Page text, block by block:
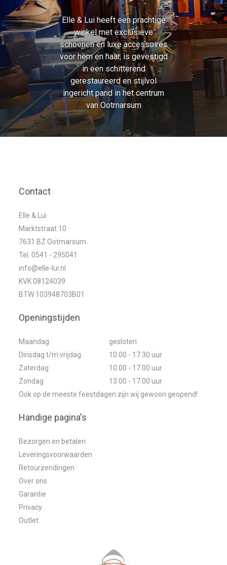
Elle & Lui heeft een prachtige
winkel met exclusieve
schoenen en luxe accessoires
voor hem en haar, is gevestigd
in een schitterend
gerestaureerd en stijlvol
ingericht pand in het centrum
van Ootmarsum
Contact
Elle & Lui
Marktstraat 10
7631 BZ Ootmarsum
Tel. 0541 - 295041
info@elle-lui.nl
KVK 08124039
BTW 103948703B01
Openingstijden
Maandag
gesloten
Dinsdag t/m vrijdag
10.00 - 17.30 uur
Zaterdag
10.00 - 17.00 uur
Zondag
13.00 - 17.00 uur
Ook op de meeste feestdagen zijn wij gewoon geopend!
Handige pagina's
Bezorgen en betalen
Leveringsvoorwaarden
Retourzendingen
Over ons
Garantie
Privacy
Outlet